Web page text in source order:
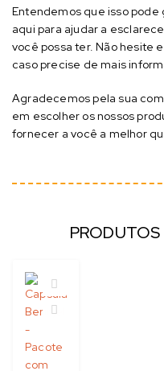
Entendemos que isso
aqui para ajudar a
você possa ter. Não hesite
caso precise de mais
Agradecemos pela sua
em escolher os nossos
fornecer a você a melhor